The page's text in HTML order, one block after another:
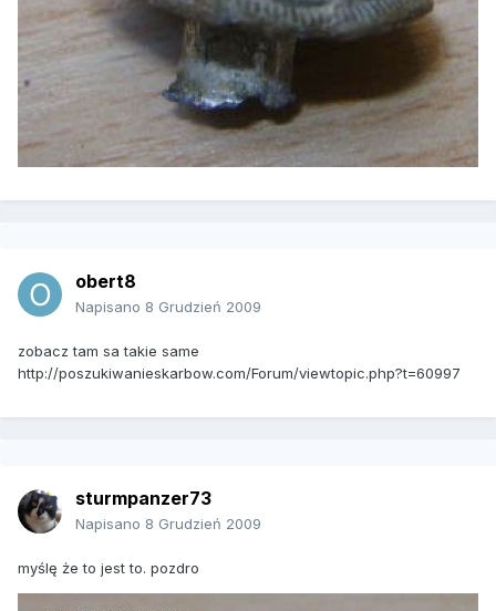
obert8
Napisano 8 Grudzień 2009
zobacz tam sa takie same
http://poszukiwanieskarbow.com/Forum/viewtopic.php?t=60997
sturmpanzer73
Napisano 8 Grudzień 2009
myślę że to jest to. pozdro